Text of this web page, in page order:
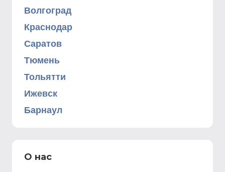
Волгоград
Краснодар
Саратов
Тюмень
Тольятти
Ижевск
Барнаул
О нас